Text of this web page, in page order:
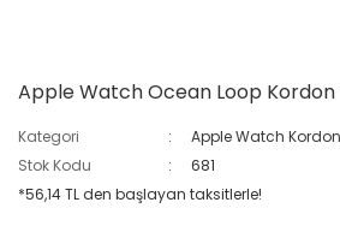
Apple Watch Ocean Loop Kordon
Kategori Apple Watch Kordon
Stok Kodu
681
*56,14 TL den başlayan taksitlerle!